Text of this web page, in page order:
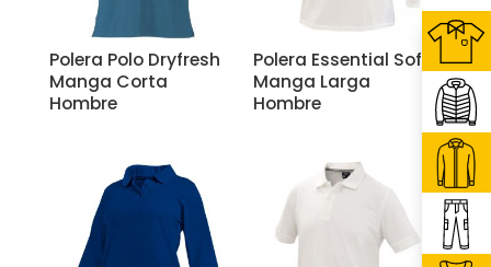
Polera Polo Dryfresh
Manga Corta
Hombre
Polera Essential Soft
Manga Larga
Hombre